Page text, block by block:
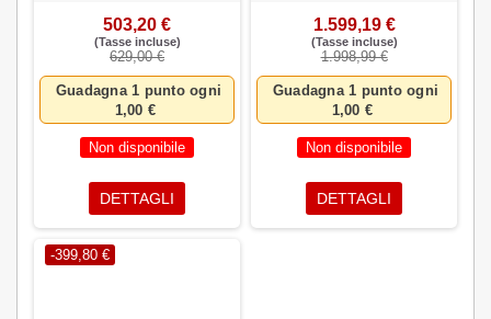
503,20 €
(Tasse incluse)
629,00 €
Guadagna 1 punto ogni
1,00 €
Non disponibile
DETTAGLI
1.599,19 €
(Tasse incluse)
1.998,99 €
Guadagna 1 punto ogni
1,00 €
Non disponibile
DETTAGLI
-399,80 €